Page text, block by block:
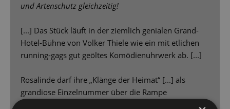
und Artenschutz gleichzeitig!
[...] Das Stück läuft in der ziemlich genialen Grand-
Hotel-Bühne von Volker Thiele wie ein mit etlichen
running-gags gut geöltes Komödienuhrwerk ab. [...]
Rosalinde darf ihre „Klänge der Heimat“ [...] als
grandiose Einzelnummer über die Rampe